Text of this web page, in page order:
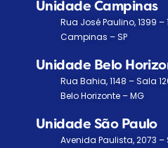
Unidade Campinas
Rua José Paulino, 1399 –
Campinas – SP
Unidade Belo
Rua Bahia, 1148 – Sala
Belo Horizonte – MG
Unidade São Paulo
Avenida Paulista, 2073 –